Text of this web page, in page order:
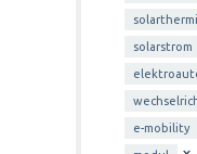
solarstrom
e-mobility